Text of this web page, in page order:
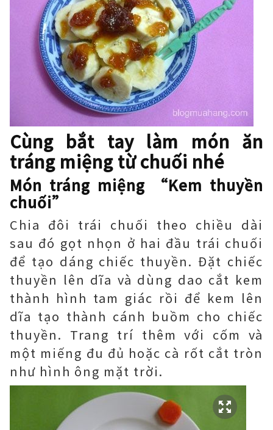
Cùng bắt tay làm món ăn
tráng miệng từ chuối nhé
Món tráng miệng “Kem thuyền
chuối”
Chia đôi trái chuối theo chiều dài
sau đó gọt nhọn ở hai đầu trái chuối
để tạo dáng chiếc thuyền. Đặt chiếc
thuyền lên dĩa và dùng dao cắt kem
thành hình tam giác rồi để kem lên
dĩa tạo thành cánh buồm cho chiếc
thuyền. Trang trí thêm với cốm và
một miếng đu đủ hoặc cà rốt cắt tròn
như hình ông mặt trời.